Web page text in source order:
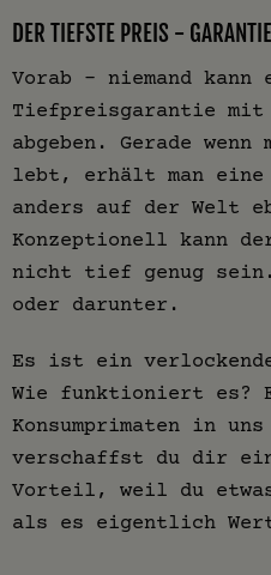
DER TIEFSTE PREIS -
Vorab – niemand kann
Tiefpreisgarantie
abgeben. Gerade
lebt, erhält man eine
anders auf der Welt
Konzeptionell kann
nicht tief genug
oder darunter.
Es ist ein
Wie funktioniert es?
Konsumprimaten in
verschaffst du dir
Vorteil, weil du
als es eigentlich